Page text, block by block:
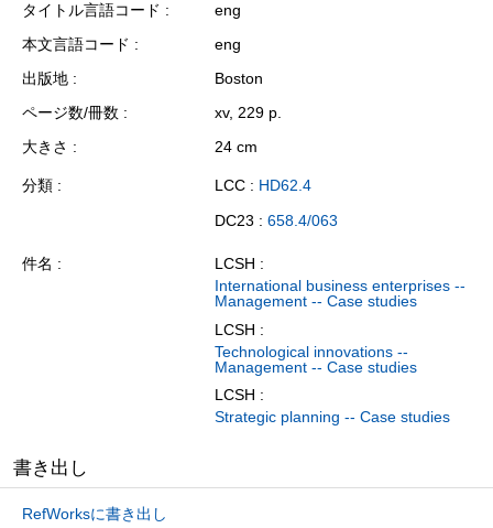
タイトル言語コード
eng
本文言語コード
eng
出版地
Boston
ページ数/冊数
xv, 229 p.
大きさ
24 cm
分類 LCC : HD62.4
DC23 : 658.4/063
件名
LCSH :
International business enterprises --
Management -- Case studies
LCSH :
Technological innovations --
Management -- Case studies
LCSH :
Strategic planning -- Case studies
書き出し
RefWorksに書き出し